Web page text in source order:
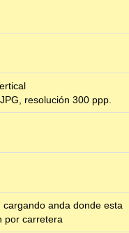
resolución 300 ppp.
anda donde esta
por carretera